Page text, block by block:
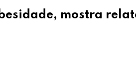
mostra